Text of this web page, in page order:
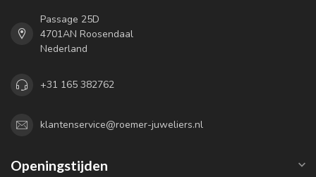
Passage 25D
4701AN Roosendaal
Nederland
+31 165 382762
klantenservice@roemer-juweliers.nl
Openingstijden